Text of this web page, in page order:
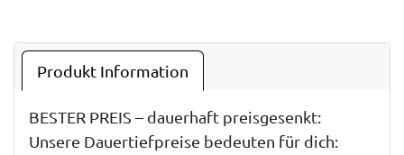
Produkt Information
BESTER PREIS – dauerhaft preisgesenkt:
Unsere Dauertiefpreise bedeuten für dich: